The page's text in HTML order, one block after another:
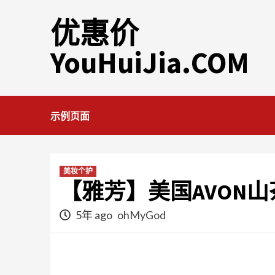
优惠价
YouHuiJia.COM
示例页面
美妆个护
【雅芳】美国AVON
5年 ago ohMyGod